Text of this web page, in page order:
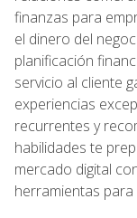
finanzas para
el dinero del
planificación
servicio al cliente
experiencias
recurrentes y
habilidades te
mercado digital
herramientas para